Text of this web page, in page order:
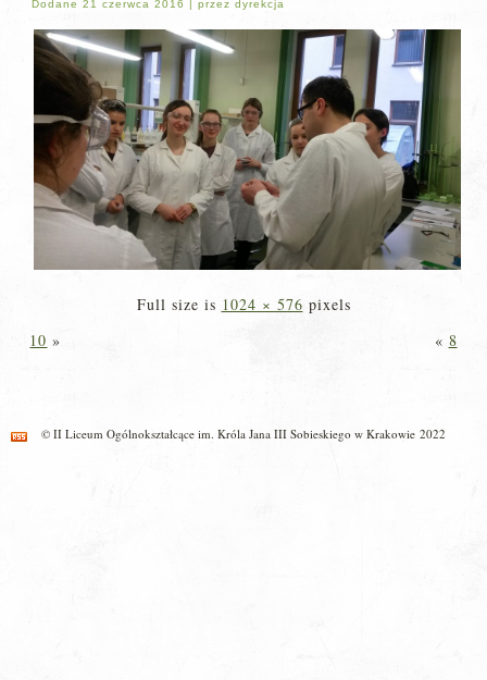
Dodane 21 czerwca 2016 |przez dyrekcja
Full size is 1024 × 576 pixels
10 » « 8
© II Liceum Ogólnokształcące im. Króla Jana III Sobieskiego w Krakowie 2022